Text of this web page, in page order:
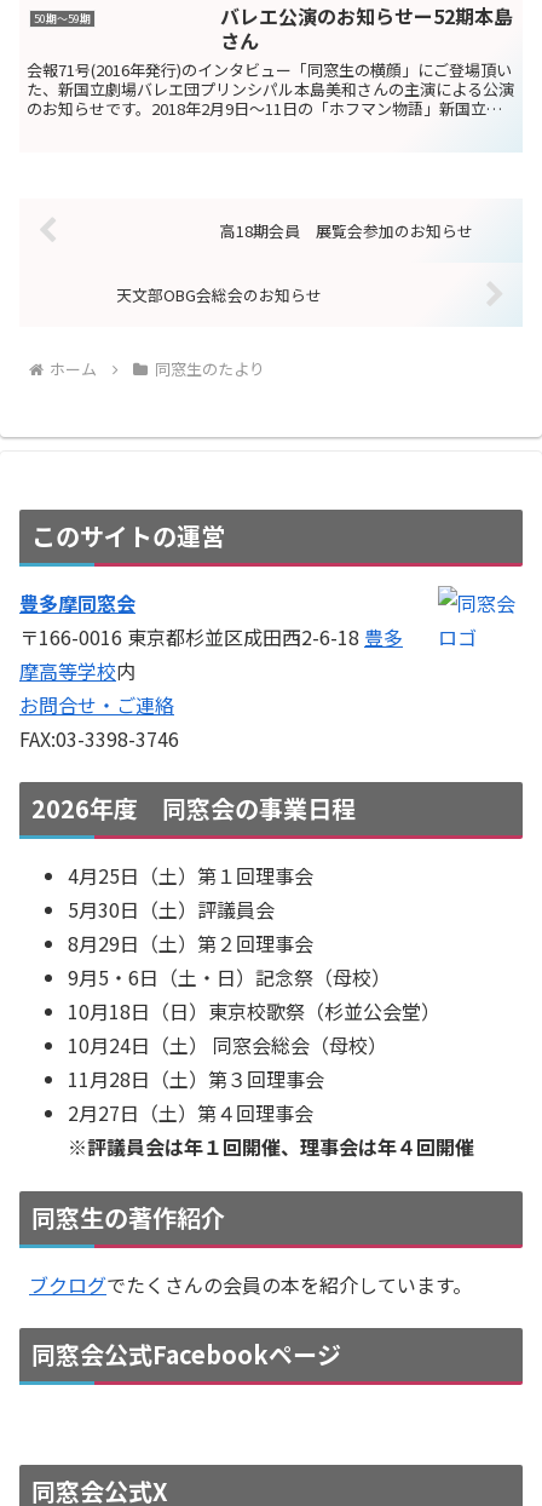
50期～59期
バレエ公演のお知らせー52期本島
さん
会報71号(2016年発行)のインタビュー「同窓生の横顔」にご登場頂い
た、新国立劇場バレエ団プリンシパル本島美和さんの主演による公演
のお知らせです。2018年2月9日～11日の「ホフマン物語」新国立劇
高18期会員 展覧会参加のお知らせ
天文部OBG会総会のお知らせ
ホーム 同窓生のたより
このサイトの運営
豊多摩同窓会
〒166-0016 東京都杉並区成田西2-6-18 豊多
摩高等学校内
お問合せ・ご連絡
FAX:03-3398-3746
2026年度 同窓会の事業日程
4月25日（土）第１回理事会
5月30日（土）評議員会
8月29日（土）第２回理事会
9月5・6日（土・日）記念祭（母校）
10月18日（日）東京校歌祭（杉並公会堂）
10月24日（土） 同窓会総会（母校）
11月28日（土）第３回理事会
2月27日（土）第４回理事会
※評議員会は年１回開催、理事会は年４回開催
同窓生の著作紹介
ブクログでたくさんの会員の本を紹介しています。
同窓会公式Facebookページ
同窓会公式X